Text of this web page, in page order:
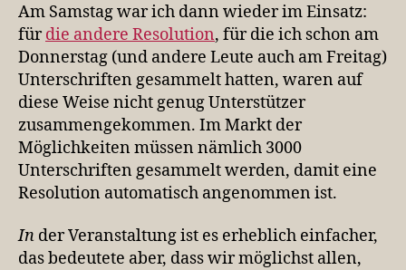
Am Samstag war ich dann wieder im Einsatz:
fürdie andere Resolution, für die ich schon am
Donnerstag (und andere Leute auch am Freitag)
Unterschriften gesammelt hatten, waren auf
diese Weise nicht genug Unterstützer
zusammengekommen. Im Markt der
Möglichkeiten müssen nämlich 3000
Unterschriften gesammelt werden, damit eine
Resolution automatisch angenommen ist.
In der Veranstaltung ist es erheblich einfacher,
das bedeutete aber, dass wir möglichst allen,